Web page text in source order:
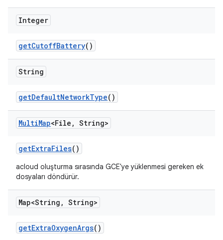
Integer
getCutoffBattery()
String
getDefaultNetworkType()
MultiMap<File , String>
getExtraFiles()
acloud oluşturma sırasında GCE'ye yüklenmesi gereken ek
dosyaları döndürür.
Map<String , String>
getExtraOxygenArgs()